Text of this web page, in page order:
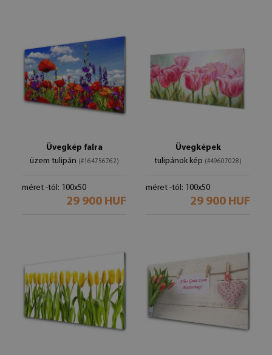
Üvegkép falra
üzem tulipán (#164756762)
méret -tól: 100x50
29 900 HUF
Üvegképek
tulipánok kép (#49607028)
méret -tól: 100x50
29 900 HUF